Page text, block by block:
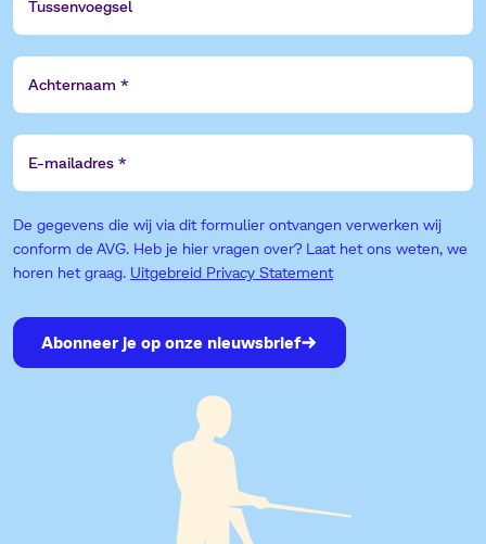
Achternaam
E-
mailadres
De gegevens die wij via dit formulier ontvangen verwerken wij
conform de AVG. Heb je hier vragen over? Laat het ons weten, we
horen het graag. Uitgebreid Privacy Statement
Abonneer je op onze nieuwsbrief